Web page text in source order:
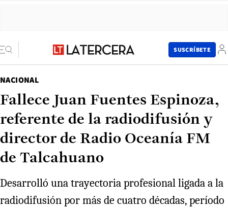
SUSCRÍBETE
NACIONAL
Fallece Juan Fuentes Espinoza,
referente de la radiodifusión y
director de Radio Oceanía FM
de Talcahuano
Desarrolló una trayectoria profesional ligada a la
radiodifusión por más de cuatro décadas, período